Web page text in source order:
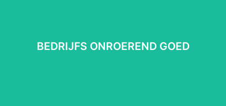
BEDRIJFS ONROEREND GOED
BEDRIJFS ONROEREND GOED